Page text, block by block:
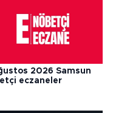
2026 Samsun
eczaneler